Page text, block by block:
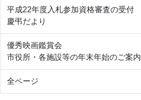
平成22年度入札参加資格審査の受付
慶弔だより
優秀映画鑑賞会
市役所・各施設等の年末年始のご案内
全ページ